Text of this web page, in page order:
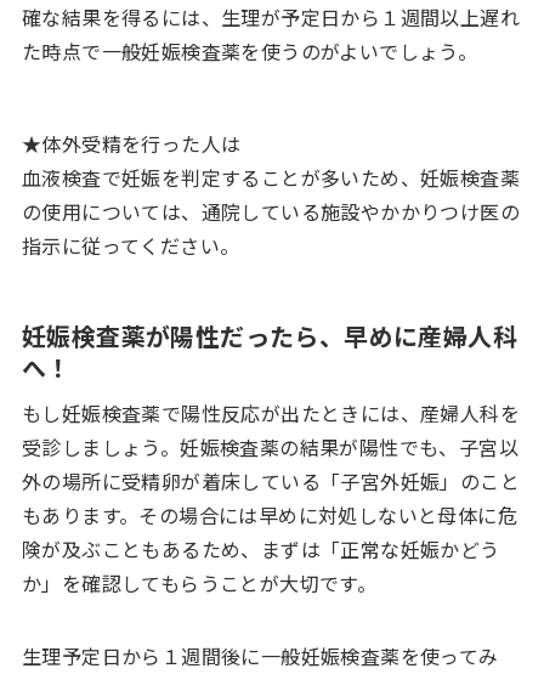
確な結果を得るには、生理が予定日から１週間以上遅れ
た時点で一般妊娠検査薬を使うのがよいでしょう。
★体外受精を行った人は
血液検査で妊娠を判定することが多いため、妊娠検査薬
の使用については、通院している施設やかかりつけ医の
指示に従ってください。
妊娠検査薬が陽性だったら、早めに産婦人科
へ！
もし妊娠検査薬で陽性反応が出たときには、産婦人科を
受診しましょう。妊娠検査薬の結果が陽性でも、子宮以
外の場所に受精卵が着床している「子宮外妊娠」のこと
もあります。その場合には早めに対処しないと母体に危
険が及ぶこともあるため、まずは「正常な妊娠かどう
か」を確認してもらうことが大切です。
生理予定日から１週間後に一般妊娠検査薬を使ってみ